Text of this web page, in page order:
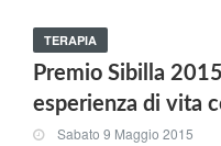
TERAPIA
Premio Sibilla
esperienza di vita
Sabato 9 Maggio 2015